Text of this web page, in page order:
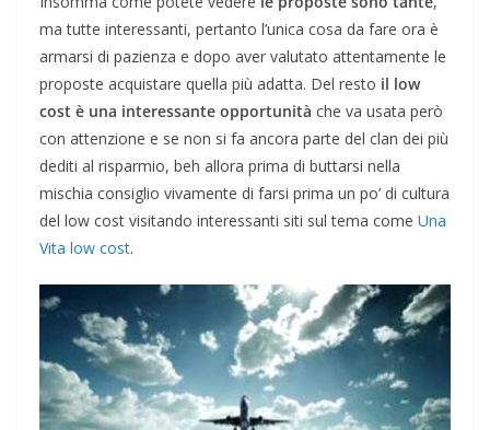
ma tutte interessanti, pertanto l’unica cosa da fare ora è
armarsi di pazienza e dopo aver valutato attentamente le
proposte acquistare quella più adatta. Del resto il low
cost è una interessante opportunità che va usata però
con attenzione e se non si fa ancora parte del clan dei più
dediti al risparmio, beh allora prima di buttarsi nella
mischia consiglio vivamente di farsi prima un po’ di cultura
del low cost visitando interessanti siti sul tema come Una
Vita low cost.